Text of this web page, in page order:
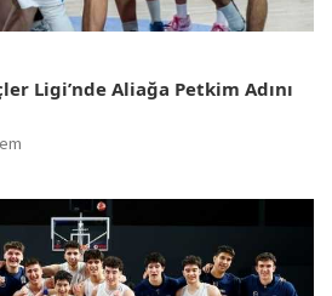
Ligi’nde Aliağa Petkim Adını